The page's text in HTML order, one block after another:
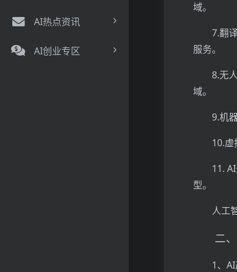
AI热点资讯
AI创业专区
域。
7.翻
服务。
8.无
域。
9.机
10.虚
11.
型。
人工
二
1、